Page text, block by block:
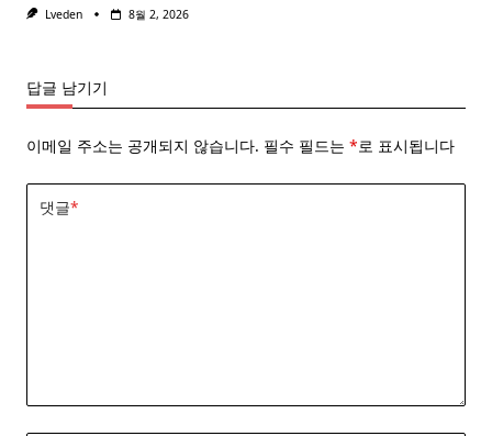
Lveden 8월 2, 2026
답글 남기기
이메일 주소는 공개되지 않습니다. 필수 필드는 *로 표시됩니다
댓글*